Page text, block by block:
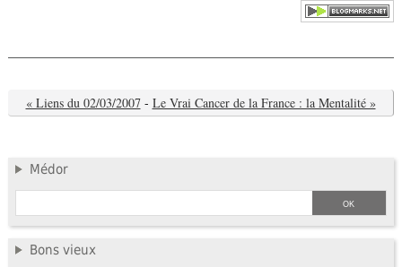
« Liens du 02/03/2007 - Le Vrai Cancer de la France : la Mentalité »
Médor
Bons vieux